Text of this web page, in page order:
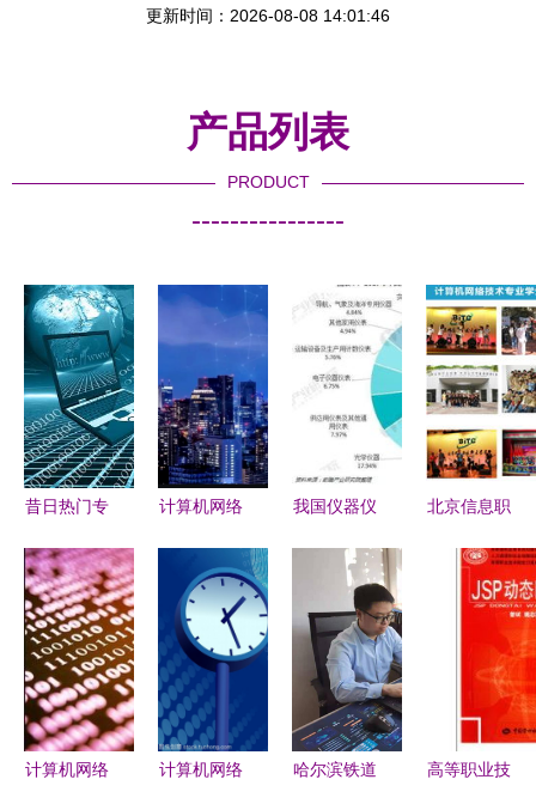
更新时间：2026-08-08 14:01:46
产品列表
PRODUCT
----------------
昔日热门专
算机网络技
术就业市场
现状分析
计算机网络
四次工业革
命 未来图
景展望
我国仪器仪
与产品发展
趋势 计算
机网络技术
驱动的变革
北京信息职
计算机网络
技术专业招
生与开发特
计算机网络
计算机网络
哈尔滨铁道
高等职业技